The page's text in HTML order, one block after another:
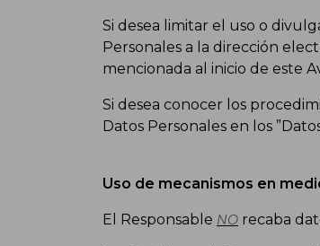
Si desea limitar el uso o
Personales a la dirección
mencionada al inicio de este
Si desea conocer los
Datos Personales en los
Uso de mecanismos en
El Responsable NO recaba